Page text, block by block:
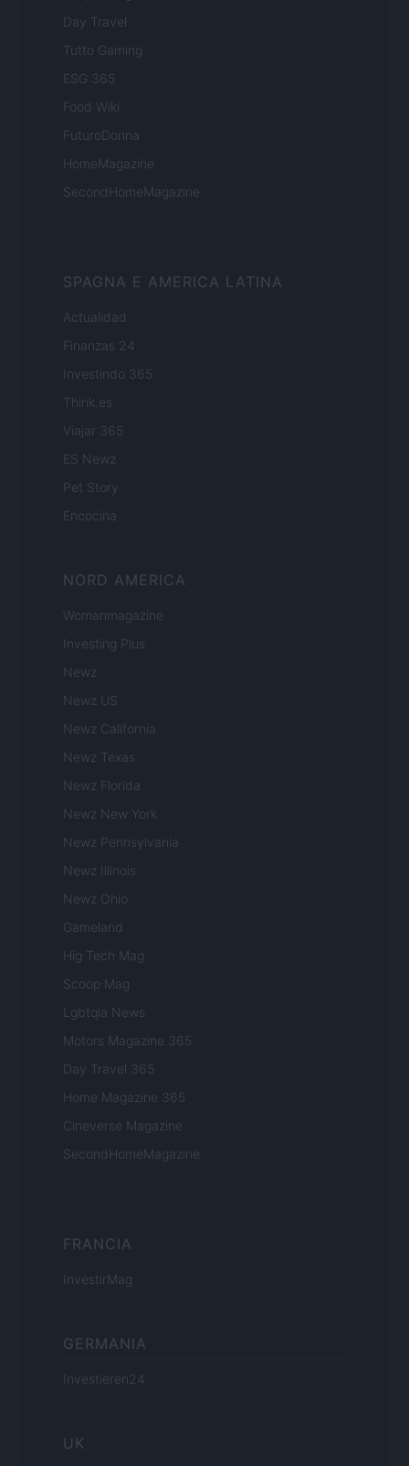
Day Travel
Tutto Gaming
ESG 365
Food Wiki
FuturoDonna
HomeMagazine
SecondHomeMagazine
SPAGNA E AMERICA LATINA
Actualidad
Finanzas 24
Investindo 365
Think.es
Viajar 365
ES Newz
Pet Story
Encocina
NORD AMERICA
Womanmagazine
Investing Plus
Newz
Newz US
Newz California
Newz Texas
Newz Florida
Newz New York
Newz Pennsylvania
Newz Illinois
Newz Ohio
Gameland
Hig Tech Mag
Scoop Mag
Lgbtqia News
Motors Magazine 365
Day Travel 365
Home Magazine 365
Cineverse Magazine
SecondHomeMagazine
FRANCIA
InvestirMag
GERMANIA
Investieren24
UK